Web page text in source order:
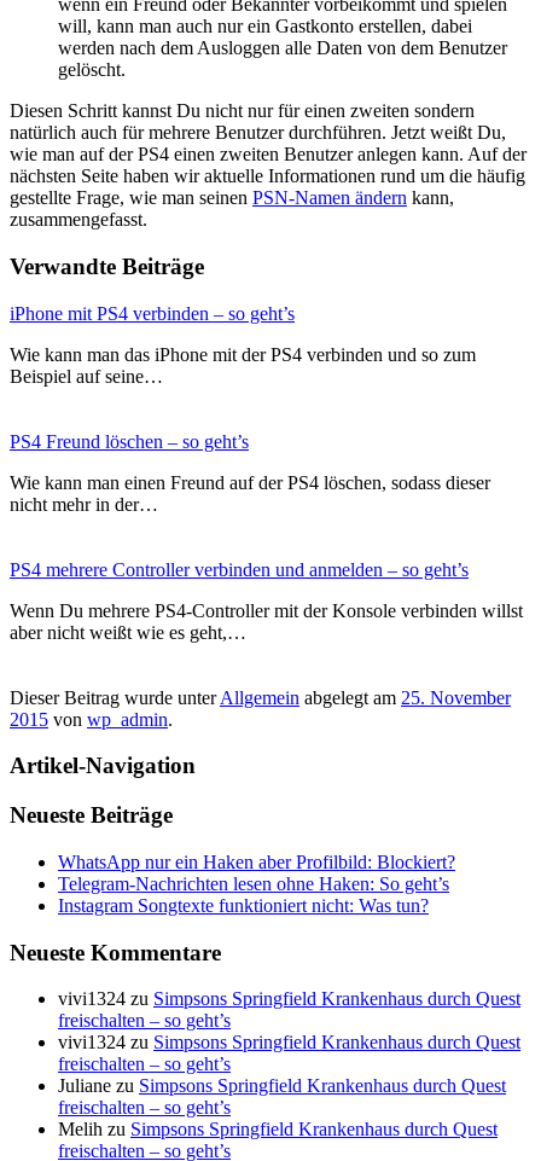
wenn ein Freund oder Bekannter vorbeikommt und spielen
will, kann man auch nur ein Gastkonto erstellen, dabei
werden nach dem Ausloggen alle Daten von dem Benutzer
gelöscht.
Diesen Schritt kannst Du nicht nur für einen zweiten sondern
natürlich auch für mehrere Benutzer durchführen. Jetzt weißt Du,
wie man auf der PS4 einen zweiten Benutzer anlegen kann. Auf der
nächsten Seite haben wir aktuelle Informationen rund um die häufig
gestellte Frage, wie man seinen PSN-Namen ändern kann,
zusammengefasst.
Verwandte Beiträge
iPhone mit PS4 verbinden – so geht’s
Wie kann man das iPhone mit der PS4 verbinden und so zum
Beispiel auf seine…
PS4 Freund löschen – so geht’s
Wie kann man einen Freund auf der PS4 löschen, sodass dieser
nicht mehr in der…
PS4 mehrere Controller verbinden und anmelden – so geht’s
Wenn Du mehrere PS4-Controller mit der Konsole verbinden willst
aber nicht weißt wie es geht,…
Dieser Beitrag wurde unterAllgemein abgelegt am 25. November
2015 von wp_admin.
Artikel-Navigation
Neueste Beiträge
WhatsApp nur ein Haken aber Profilbild: Blockiert?
Telegram-Nachrichten lesen ohne Haken: So geht’s
Instagram Songtexte funktioniert nicht: Was tun?
Neueste Kommentare
vivi1324 zu Simpsons Springfield Krankenhaus durch Quest
freischalten – so geht’s
vivi1324 zu Simpsons Springfield Krankenhaus durch Quest
freischalten – so geht’s
Juliane zu Simpsons Springfield Krankenhaus durch Quest
freischalten – so geht’s
Melih zu Simpsons Springfield Krankenhaus durch Quest
freischalten – so geht’s